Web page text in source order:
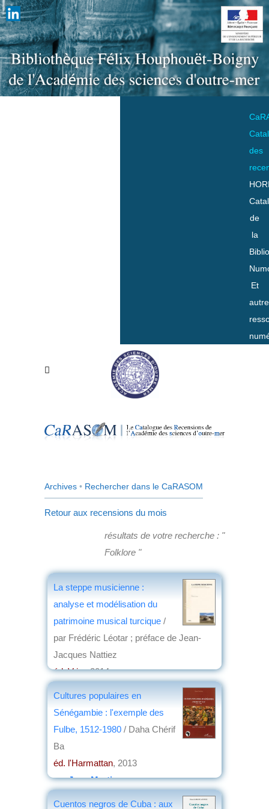
des
de
la
Et
Archives • Rechercher dans le CaRASOM
Retour aux recensions du mois
résultats de votre recherche : "
Folklore "
La steppe musicienne :
analyse et modélisation du
patrimoine musical turcique /
par Frédéric Léotar ; préface de Jean-
Jacques Nattiez
éd. Vrin, 2014
Cultures populaires en
Sénégambie : l'exemple des
Fulbe, 1512-1980 / Daha Chérif
Ba
éd. l'Harmattan, 2013
parJean Martin
Cuentos negros de Cuba : aux